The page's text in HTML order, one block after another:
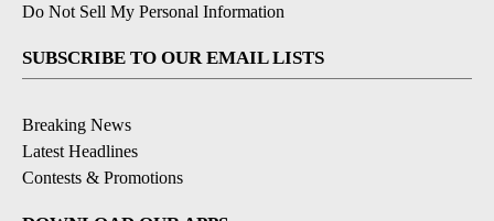
Do Not Sell My Personal Information
SUBSCRIBE TO OUR EMAIL LISTS
Breaking News
Latest Headlines
Contests & Promotions